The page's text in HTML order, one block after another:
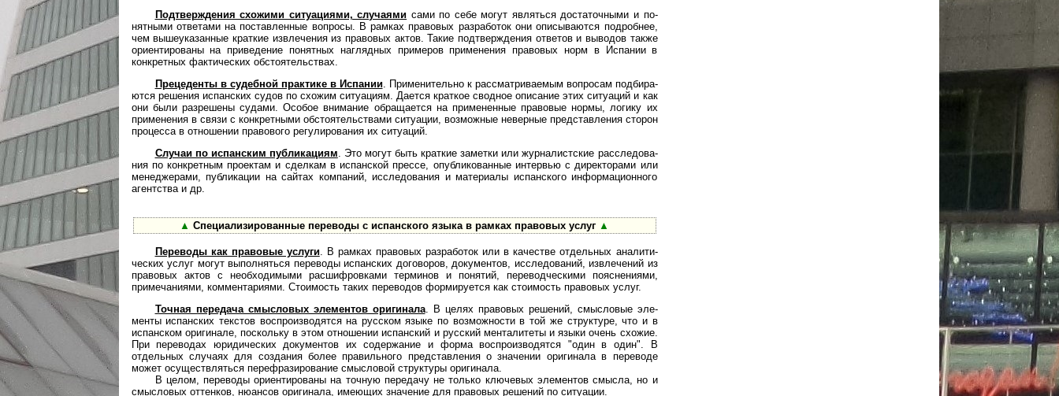
Подтверждения схожими ситуациями, случаями сами по себе могут являться достаточными и по­
нят­ны­ми ответами на поставленные вопросы. В рамках правовых разработок они описываются подробнее,
чем вышеуказанные краткие извлечения из правовых актов. Такие подтверждения ответов и выводов также
ориентированы на приведение понятных наглядных примеров применения правовых норм в Испании в
конкретных фактических обстоятельствах.
Прецеденты в судебной практике в Испании. Применительно к рассматриваемым вопросам под­би­ра­
ют­ся решения испанских судов по схожим ситуациям. Дается краткое сводное описание этих ситуаций и как
они были разрешены судами. Особое внимание обращается на примененные правовые нормы, логику их
применения в связи с конкретными обстоятельствами ситуации, возможные неверные представления сторон
процесса в отношении правового регулирования их ситуаций.
Случаи по испанским публикациям . Это могут быть краткие заметки или журналистские рас­сле­до­ва­
ния по конкретным проектам и сделкам в испанской прессе, опубликованные интервью с директорами или
менеджерами, публикации на сайтах компаний, исследования и материалы испанского информационного
агентства и др.
▲ Специализированные переводы с испанского языка в рамках правовых услуг ▲
Переводы как правовые услуги. В рамках правовых разработок или в качестве отдельных ана­ли­ти­
чес­ких услуг могут выполняться переводы испанских договоров, документов, исследований, извлечений из
правовых актов с необходимыми расшифровками терминов и понятий, переводческими пояснениями,
примечаниями, комментариями. Стоимость таких переводов формируется как стоимость правовых услуг.
Точная передача смысловых элементов оригинала. В целях правовых решений, смысловые эле­
мен­ты испанских текстов воспроизводятся на русском языке по возможности в той же структуре, что и в
испанском оригинале, поскольку в этом отношении испанский и русский менталитеты и языки очень схожие.
При переводах юридических документов их содержание и форма воспроизводятся "один в один". В
отдельных случаях для создания более правильного представления о значении оригинала в переводе
может осуществляться перефразирование смысловой структуры оригинала.
В целом, переводы ориентированы на точную передачу не только ключевых элементов смысла, но и
смысловых оттенков, нюансов оригинала, имеющих значение для правовых решений по ситуации.